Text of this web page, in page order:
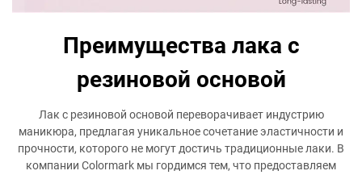
Преимущества лака с
резиновой основой
Лак с резиновой основой переворачивает индустрию
маникюра, предлагая уникальное сочетание эластичности и
прочности, которого не могут достичь традиционные лаки. В
компании Colormark мы гордимся тем, что предоставляем